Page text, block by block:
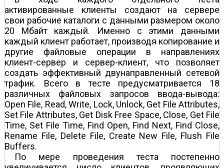
активированные клиенты создают на сервере
свои рабочие каталоги с данными размером около
20 Мбайт каждый. Именно с этими данными
каждый клиент работает, производя копирование и
другие файловые операции в направлениях
клиент-сервер и сервер-клиент, что позволяет
создать эффективный двунаправленный сетевой
трафик. Всего в тесте предусматривается 18
различных файловых запросов ввода-вывода:
Open File, Read, Write, Lock, Unlock, Get File Attributes,
Set File Attributes, Get Disk Free Space, Close, Get File
Time, Set File Time, Find Open, Find Next, Find Close,
Rename File, Delete File, Create New File, Flush File
Buffers.
По мере проведения теста постепенно